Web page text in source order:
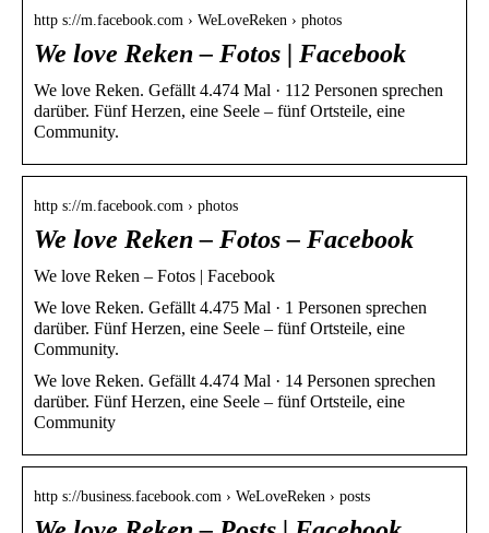
http s://m.facebook.com › WeLoveReken › photos
We love Reken – Fotos | Facebook
We love Reken. Gefällt 4.474 Mal · 112 Personen sprechen
darüber. Fünf Herzen, eine Seele – fünf Ortsteile, eine
Community.
http s://m.facebook.com › photos
We love Reken – Fotos – Facebook
We love Reken – Fotos | Facebook
We love Reken. Gefällt 4.475 Mal · 1 Personen sprechen
darüber. Fünf Herzen, eine Seele – fünf Ortsteile, eine
Community.
We love Reken. Gefällt 4.474 Mal · 14 Personen sprechen
darüber. Fünf Herzen, eine Seele – fünf Ortsteile, eine
Community
http s://business.facebook.com › WeLoveReken › posts